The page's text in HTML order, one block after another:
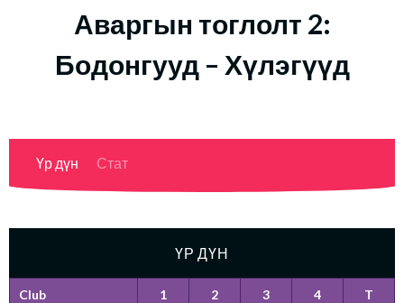
Аваргын тоглолт 2:
Бодонгууд – Хүлэгүүд
Үр дүн Стат
ҮР ДҮН
Club 1 2 3 4 T